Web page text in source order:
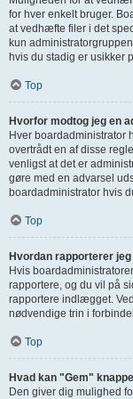
for hver enkelt bruger.
at vedhæfte filer i det
kun
hvis du stadig er usikker
Top
Hvorfor modtog jeg en
Hver boardadministrator
overtrådt en af disse
venligst at det er
gøre med en advarsel
boardadministrator hvis
Top
Hvordan rapporterer
Hvis
rapportere, og du vil på
rapportere indlægget.
nødvendige trin i
Top
Hvad kan "Gem"
Den giver dig mulighed